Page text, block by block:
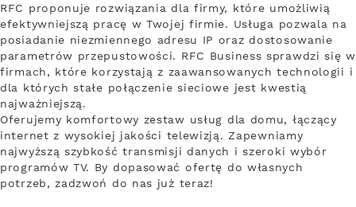
RFC proponuje rozwiązania dla firmy, które umożliwią
efektywniejszą pracę w Twojej firmie. Usługa pozwala na
posiadanie niezmiennego adresu IP oraz dostosowanie
parametrów przepustowości. RFC Business sprawdzi się w
firmach, które korzystają z zaawansowanych technologii i
dla których stałe połączenie sieciowe jest kwestią
najważniejszą.
Oferujemy komfortowy zestaw usług dla domu, łączący
internet z wysokiej jakości telewizją. Zapewniamy
najwyższą szybkość transmisji danych i szeroki wybór
programów TV. By dopasować ofertę do własnych
potrzeb, zadzwoń do nas już teraz!